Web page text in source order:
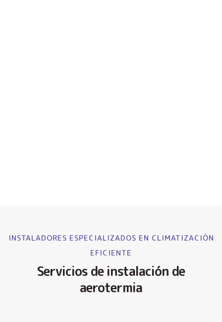
INSTALADORES ESPECIALIZADOS EN CLIMATIZACIÓN
EFICIENTE
Servicios de instalación de
aerotermia